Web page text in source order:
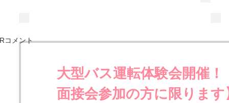
大型バス運転体験会開催！
面接会参加の方に限ります